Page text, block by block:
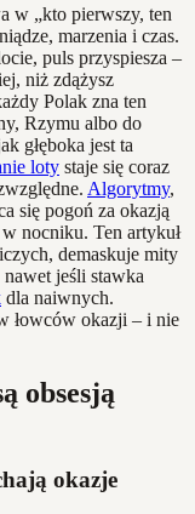
w „kto pierwszy, ten
marzenia i czas.
puls przyspiesza –
niż zdążysz
Polak zna ten
Rzymu albo do
głęboka jest ta
loty staje się coraz
Algorytmy,
się pogoń za okazją
nocniku. Ten artykuł
demaskuje mity
jeśli stawka
dla naiwnych.
łowców okazji – i nie
obsesją
okazje